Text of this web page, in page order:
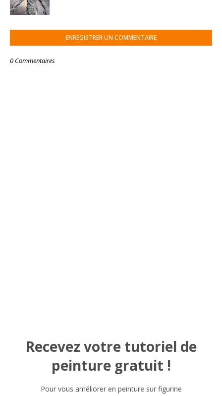
ENREGISTRER UN COMMENTAIRE
0 Commentaires
Recevez votre tutoriel de
peinture gratuit !
Pour vous améliorer en peinture sur figurine